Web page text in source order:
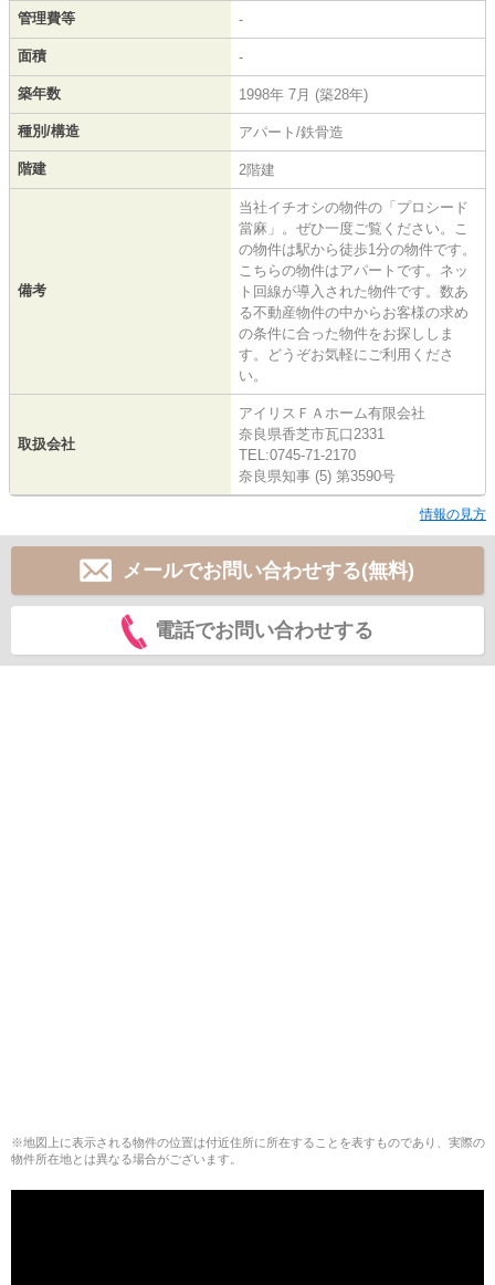
管理費等 -
面積 -
築年数 1998年 7月 (築28年)
種別/構造 アパート/鉄骨造
階建 2階建
備考
当社イチオシの物件の「プロシード
當麻」。ぜひ一度ご覧ください。こ
の物件は駅から徒歩1分の物件です。
こちらの物件はアパートです。ネッ
ト回線が導入された物件です。数あ
る不動産物件の中からお客様の求め
の条件に合った物件をお探ししま
す。どうぞお気軽にご利用くださ
い。
取扱会社
アイリスＦＡホーム有限会社
奈良県香芝市瓦口2331
TEL:0745-71-2170
奈良県知事 (5) 第3590号
情報の見方
メールでお問い合わせする(無料)
電話でお問い合わせする
※地図上に表示される物件の位置は付近住所に所在することを表すものであり、実際の
物件所在地とは異なる場合がございます。